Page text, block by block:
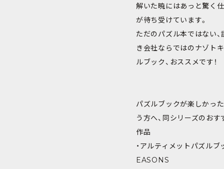
解いた暁にはあっと驚く
が待ち受けています。
ただのパズル本ではない、
き会社ならではのナゾト
ルブック、おススメです！
パズルブックが楽しかった
う方へ、同シリーズのおす
作品
・アルティメットパズルブ
EASONS